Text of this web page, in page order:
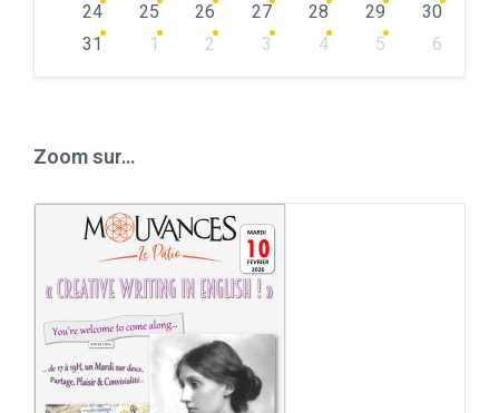
24
25 26 27 28 29
30
31
1 2 3 4 5
6
Zoom sur…